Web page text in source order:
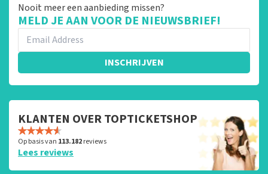
Nooit meer een aanbieding missen?
MELD JE AAN VOOR DE NIEUWSBRIEF!
INSCHRIJVEN
KLANTEN OVER TOPTICKETSHOP
Op basis van 113.182reviews
Lees reviews